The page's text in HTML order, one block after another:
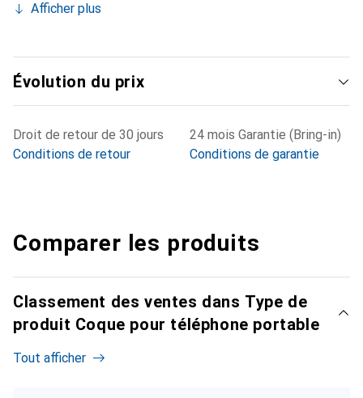
Afficher plus
Évolution du prix
Droit de retour de 30 jours
Conditions de retour
24 mois Garantie (Bring-in)
Conditions de garantie
Comparer les produits
Classement des ventes dans Type de
produit Coque pour téléphone portable
Tout afficher